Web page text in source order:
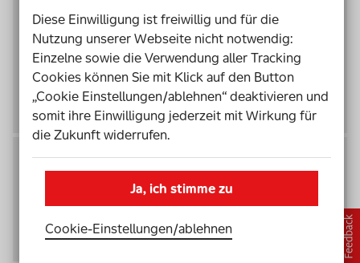
Gespräche mit Eltern, die Angst haben,
dass ihr Kind nicht genug lernt,
beziehungsweise in inklusiven Settings
zu kurz kommt. Was sind in diesem
Kontext die fünf wichtigsten
Argumente?
Wie können Eltern von Schüler*innen
eingebunden werden, wenn es um die
und außerschulisch geht?
Diese Einwilligung ist freiwillig und für die
Nutzung unserer Webseite nicht notwendig:
Einzelne sowie die Verwendung aller Tracking
Cookies können Sie mit Klick auf den Button
„Cookie Einstellungen/ablehnen“ deaktivieren und
somit ihre Einwilligung jederzeit mit Wirkung für
die Zukunft widerrufen.
Ja, ich stimme zu
Cookie-Einstellungen­/­ablehnen